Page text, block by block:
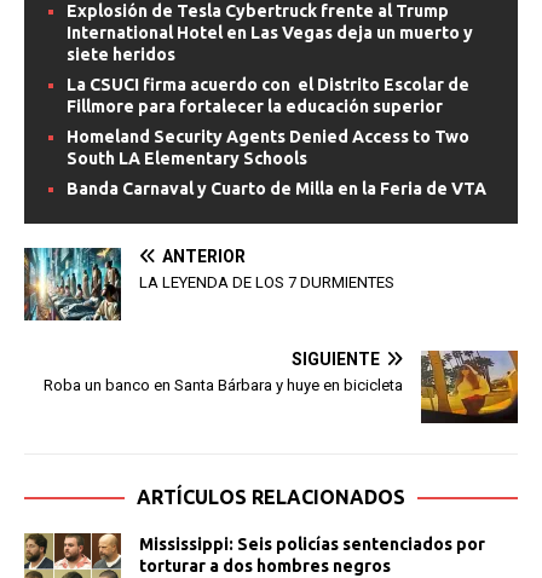
Explosión de Tesla Cybertruck frente al Trump
International Hotel en Las Vegas deja un muerto y
siete heridos
La CSUCI firma acuerdo con el Distrito Escolar de
Fillmore para fortalecer la educación superior
Homeland Security Agents Denied Access to Two
South LA Elementary Schools
Banda Carnaval y Cuarto de Milla en la Feria de VTA
ANTERIOR
LA LEYENDA DE LOS 7 DURMIENTES
SIGUIENTE
Roba un banco en Santa Bárbara y huye en bicicleta
ARTÍCULOS RELACIONADOS
Mississippi: Seis policías sentenciados por
torturar a dos hombres negros